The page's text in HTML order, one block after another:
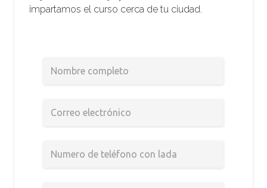
impartamos el curso cerca de tu ciudad.